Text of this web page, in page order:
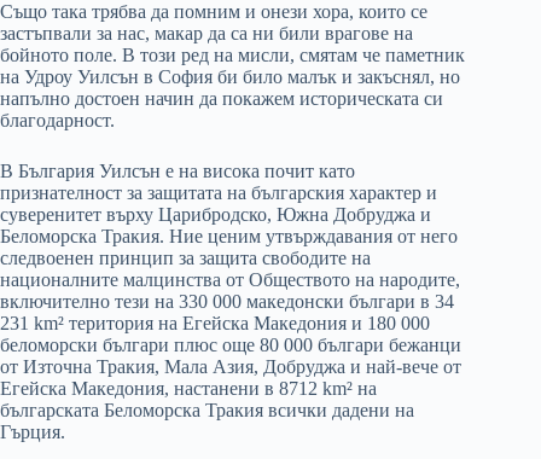
Също така трябва да помним и онези хора, които се
застъпвали за нас, макар да са ни били врагове на
бойното поле. В този ред на мисли, смятам че паметник
на Удроу Уилсън в София би било малък и закъснял, но
напълно достоен начин да покажем историческата си
благодарност.
В България Уилсън е на висока почит като
признателност за защитата на българския характер и
суверенитет върху Царибродско, Южна Добруджа и
Беломорска Тракия. Ние ценим утвърждавания от него
следвоенен принцип за защита свободите на
националните малцинства от Обществото на народите,
включително тези на 330 000 македонски българи в 34
231 km² територия на Егейска Македония и 180 000
беломорски българи плюс още 80 000 българи бежанци
от Източна Тракия, Мала Азия, Добруджа и най-вече от
Егейска Македония, настанени в 8712 km² на
българската Беломорска Тракия всички дадени на
Гърция.